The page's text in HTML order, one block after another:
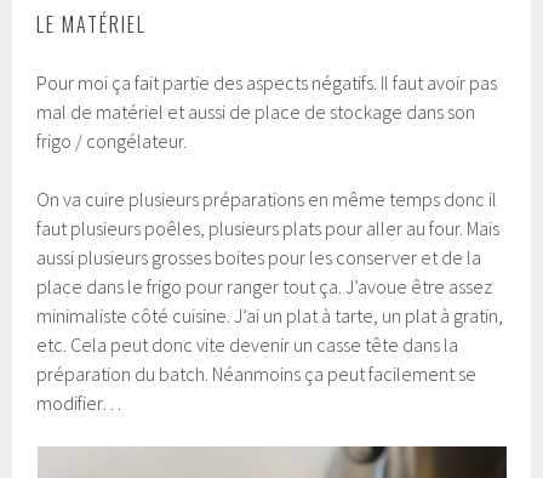
LE MATÉRIEL
Pour moi ça fait partie des aspects négatifs. Il faut avoir pas
mal de matériel et aussi de place de stockage dans son
frigo / congélateur.
On va cuire plusieurs préparations en même temps donc il
faut plusieurs poêles, plusieurs plats pour aller au four. Mais
aussi plusieurs grosses boites pour les conserver et de la
place dans le frigo pour ranger tout ça. J’avoue être assez
minimaliste côté cuisine. J’ai un plat à tarte, un plat à gratin,
etc. Cela peut donc vite devenir un casse tête dans la
préparation du batch. Néanmoins ça peut facilement se
modifier…